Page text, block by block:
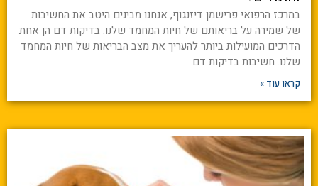
במרכז הרפואי פרישמן דיזנגוף, אנחנו מבינים היטב את החשיבות
של שמירה על בריאותם של חיות המחמד שלנו. בדיקות דם הן אחת
הדרכים המועילות ביותר להעריך את מצב הבריאות של חיות המחמד
שלנו. חשיבות בדיקות דם
קראו עוד »